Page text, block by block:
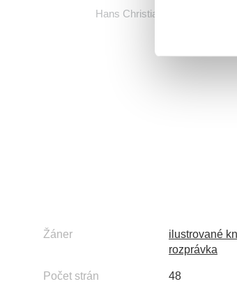
Hans Christian Andersen
Žáner
ilustrované
rozprávka
Počet strán 48